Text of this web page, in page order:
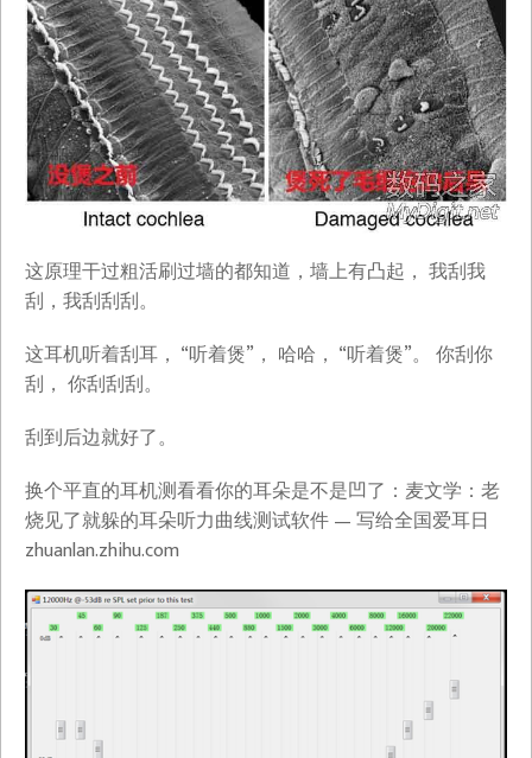
这原理干过粗活刷过墙的都知道，墙上有凸起， 我刮我
刮，我刮刮刮。
这耳机听着刮耳， “听着煲”， 哈哈， “听着煲”。 你刮你
刮， 你刮刮刮。
刮到后边就好了。
换个平直的耳机测看看你的耳朵是不是凹了：麦文学：老
烧见了就躲的耳朵听力曲线测试软件 — 写给全国爱耳日​
zhuanlan.zhihu.com